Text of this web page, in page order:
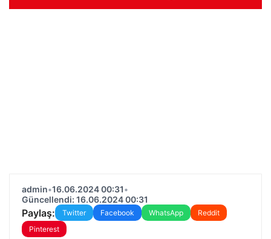
admin•16.06.2024 00:31•
Güncellendi: 16.06.2024 00:31
Paylaş: Twitter Facebook WhatsApp
Reddit
Pinterest